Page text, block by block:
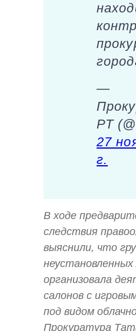
—
РТ
27
г.
В ходе
следствия
выяснили, что
неустановленных
организовала
салонов с
под видом
Прокуратура